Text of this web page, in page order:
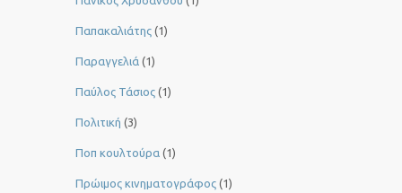
Παπακαλιάτης (1)
Παραγγελιά (1)
Παύλος Τάσιος (1)
Πολιτική (3)
Ποπ κουλτούρα (1)
Πρώιμος κινηματογράφος (1)